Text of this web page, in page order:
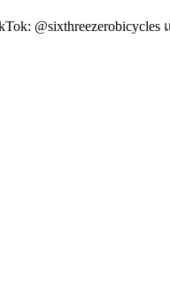
@sixthreezerobicycles